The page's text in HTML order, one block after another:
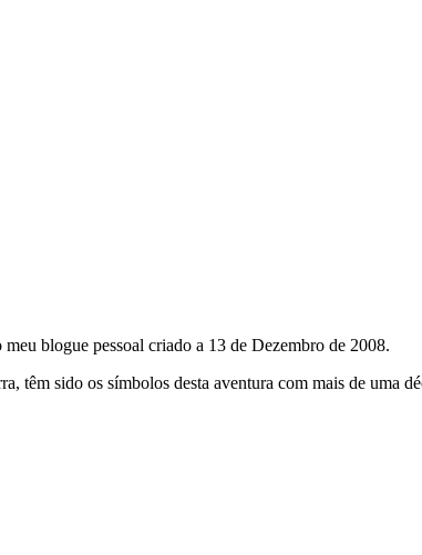
blogue pessoal criado a 13 de Dezembro de 2008.
sido os símbolos desta aventura com mais de uma